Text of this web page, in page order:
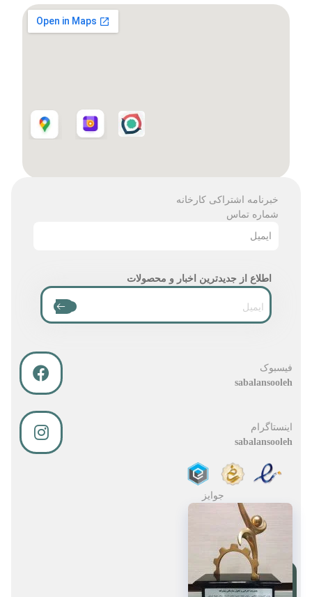
خبرنامه اشتراکی کارخانه
شماره تماس
ایمیل
اطلاع از جدیدترین اخبار و محصولات
فیسبوک
sabalansooleh
اینستاگرام
sabalansooleh
جوایز